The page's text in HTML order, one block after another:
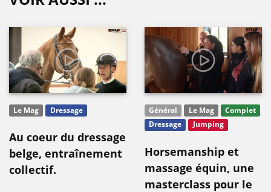
Le Mag Dressage
Au coeur du dressage
belge, entraînement
collectif.
Général Le Mag
Complet
Dressage
Jumping
Horsemanship et
massage équin, une
masterclass pour le